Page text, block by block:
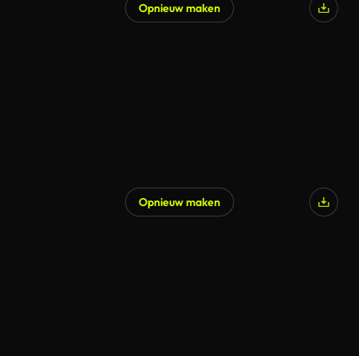
Opnieuw maken
Opnieuw maken